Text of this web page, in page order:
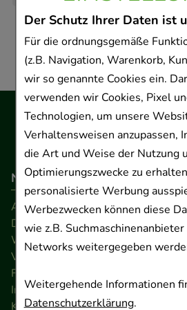
Der Schutz Ihrer Daten ist
Für die ordnungsgemäße
(z.B. Navigation, Warenkorb,
wir so genannte Cookies ein.
verwenden wir Cookies, Pixel
Technologien, um unsere
Verhaltensweisen anzupassen,
die Art und Weise der Nutzung
Optimierungszwecke zu
personalisierte Werbung
Werbezwecken können diese
wie z.B.
Networks weitergegeben
Weitergehende Informationen
Datenschutzerklärung.
Navigation
AGB
Datenschutz
Widerrufsrecht
Versandkosten
FAQ
Impressum
Kontakt